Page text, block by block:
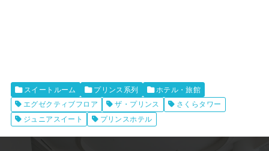
スイートルーム プリンス系列
ホテル・旅館
エグゼクティブフロア
ザ・プリンス
さくらタワー
ジュニアスイート
プリンスホテル